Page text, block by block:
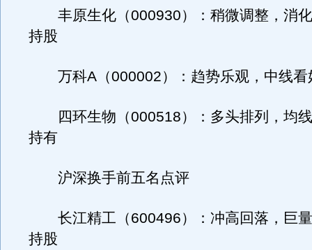
丰原生化（000930）：稍微调整，消
持股
万科A（000002）：趋势乐观，中线看
四环生物（000518）：多头排列，均
持有
沪深换手前五名点评
长江精工（600496）：冲高回落，巨
持股